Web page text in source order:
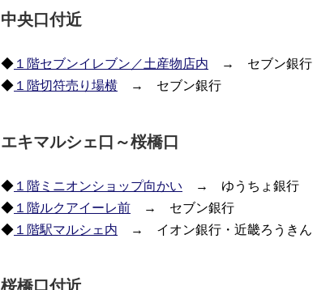
中央口付近
◆ １階セブンイレブン／土産物店内 → セブン銀行
◆ １階切符売り場横 → セブン銀行
エキマルシェ口～桜橋口
◆ １階ミニオンショップ向かい → ゆうちょ銀行
◆ １階ルクアイーレ前 → セブン銀行
◆ １階駅マルシェ内 → イオン銀行・近畿ろうきん
桜橋口付近